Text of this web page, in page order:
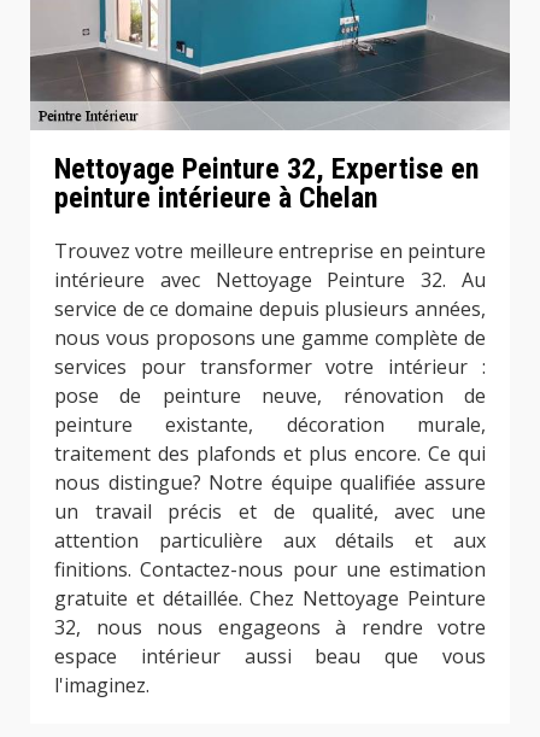
Nettoyage Peinture 32, Expertise en
peinture intérieure à Chelan
Trouvez votre meilleure entreprise en peinture
intérieure avec Nettoyage Peinture 32. Au
service de ce domaine depuis plusieurs années,
nous vous proposons une gamme complète de
services pour transformer votre intérieur :
pose de peinture neuve, rénovation de
peinture existante, décoration murale,
traitement des plafonds et plus encore. Ce qui
nous distingue? Notre équipe qualifiée assure
un travail précis et de qualité, avec une
attention particulière aux détails et aux
finitions. Contactez-nous pour une estimation
gratuite et détaillée. Chez Nettoyage Peinture
32, nous nous engageons à rendre votre
espace intérieur aussi beau que vous
l'imaginez.